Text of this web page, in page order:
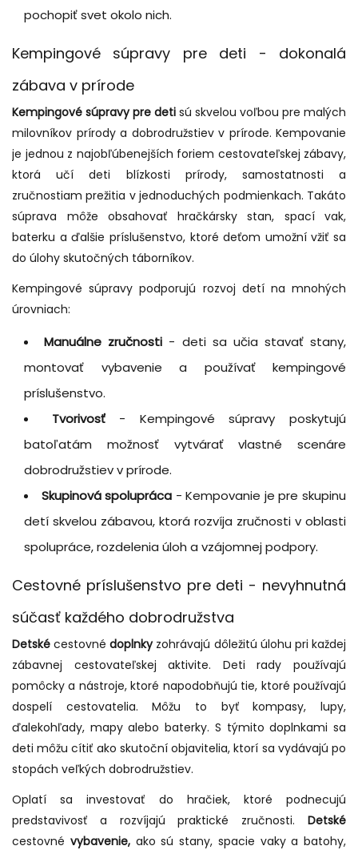
pochopiť svet okolo nich.
Kempingové súpravy pre deti - dokonalá
zábava v prírode
Kempingové súpravy pre deti sú skvelou voľbou pre malých
milovníkov prírody a dobrodružstiev v prírode. Kempovanie
je jednou z najobľúbenejších foriem cestovateľskej zábavy,
ktorá učí deti blízkosti prírody, samostatnosti a
zručnostiam prežitia v jednoduchých podmienkach. Takáto
súprava môže obsahovať hračkársky stan, spací vak,
baterku a ďalšie príslušenstvo, ktoré deťom umožní vžiť sa
do úlohy skutočných táborníkov.
Kempingové súpravy podporujú rozvoj detí na mnohých
úrovniach:
Manuálne zručnosti - deti sa učia stavať stany,
montovať vybavenie a používať kempingové
príslušenstvo.
Tvorivosť- Kempingové súpravy poskytujú
batoľatám možnosť vytvárať vlastné scenáre
dobrodružstiev v prírode.
Skupinová spolupráca - Kempovanie je pre skupinu
detí skvelou zábavou, ktorá rozvíja zručnosti v oblasti
spolupráce, rozdelenia úloh a vzájomnej podpory.
Cestovné príslušenstvo pre deti - nevyhnutná
súčasť každého dobrodružstva
Detské cestovnédoplnkyzohrávajú dôležitú úlohu pri každej
zábavnej cestovateľskej aktivite. Deti rady používajú
pomôcky a nástroje, ktoré napodobňujú tie, ktoré používajú
dospelí cestovatelia. Môžu to byť kompasy, lupy,
ďalekohľady, mapy alebo baterky. S týmito doplnkami sa
deti môžu cítiť ako skutoční objavitelia, ktorí sa vydávajú po
stopách veľkých dobrodružstiev.
Oplatí sa investovať do hračiek, ktoré podnecujú
predstavivosť a rozvíjajú praktické zručnosti. Detské
cestovné vybavenie,ako sú stany, spacie vaky a batohy,